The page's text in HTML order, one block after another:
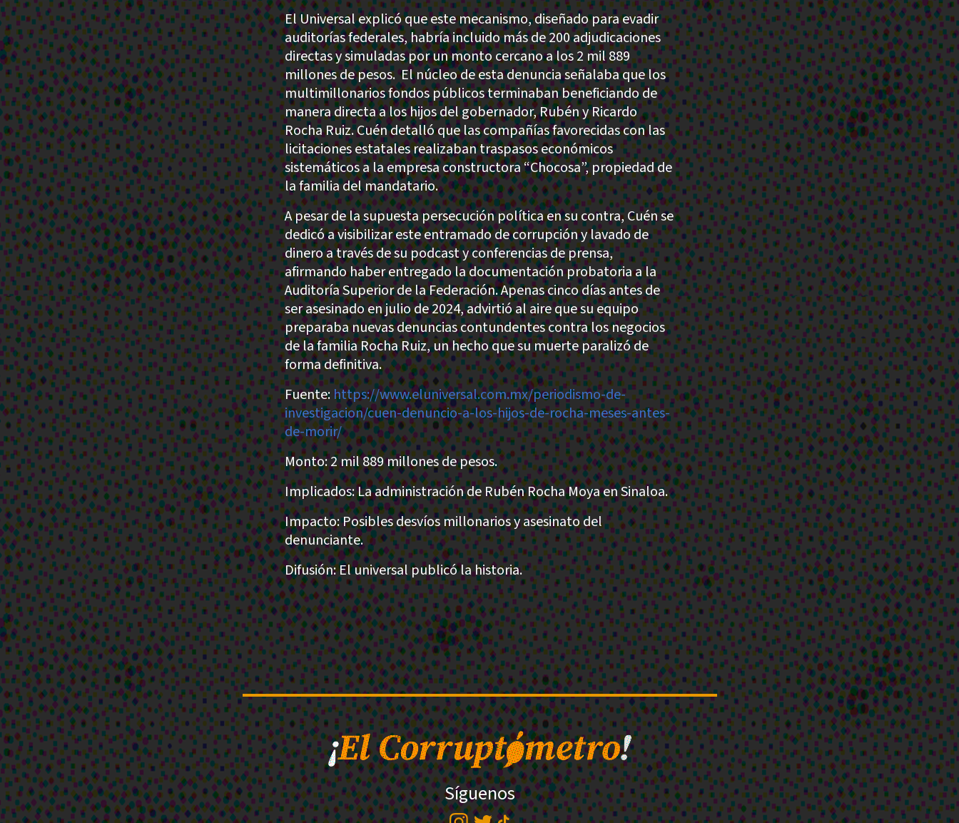
El Universal explicó que este mecanismo, diseñado para evadir
auditorías federales, habría incluido más de 200 adjudicaciones
directas y simuladas por un monto cercano a los 2 mil 889
millones de pesos. El núcleo de esta denuncia señalaba que los
multimillonarios fondos públicos terminaban beneficiando de
manera directa a los hijos del gobernador, Rubén y Ricardo
Rocha Ruiz. Cuén detalló que las compañías favorecidas con las
licitaciones estatales realizaban traspasos económicos
sistemáticos a la empresa constructora “Chocosa”, propiedad de
la familia del mandatario.
A pesar de la supuesta persecución política en su contra, Cuén se
dedicó a visibilizar este entramado de corrupción y lavado de
dinero a través de su podcast y conferencias de prensa,
afirmando haber entregado la documentación probatoria a la
Auditoría Superior de la Federación. Apenas cinco días antes de
ser asesinado en julio de 2024, advirtió al aire que su equipo
preparaba nuevas denuncias contundentes contra los negocios
de la familia Rocha Ruiz, un hecho que su muerte paralizó de
forma definitiva.
Fuente:https://www.eluniversal.com.mx/periodismo-de-
investigacion/cuen-denuncio-a-los-hijos-de-rocha-meses-antes-
de-morir/
Monto: 2 mil 889 millones de pesos.
Implicados: La administración de Rubén Rocha Moya en Sinaloa.
Impacto: Posibles desvíos millonarios y asesinato del
denunciante.
Difusión: El universal publicó la historia.
Síguenos